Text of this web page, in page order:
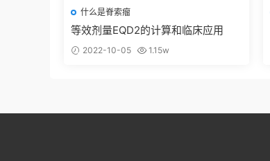
什么是脊索瘤
等效剂量EQD2的计算和临床应用
2022-10-05 1.15w